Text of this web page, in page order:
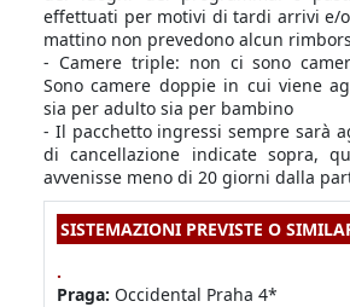
effettuati per motivi di tardi arrivi e/
mattino non prevedono alcun
- Camere triple: non ci sono
Sono camere doppie in cui viene
sia per adulto sia per bambino
- Il pacchetto ingressi sempre sarà
di cancellazione indicate sopra,
avvenisse meno di 20 giorni dalla
SISTEMAZIONI PREVISTE O
.
Praga: Occidental Praha 4*